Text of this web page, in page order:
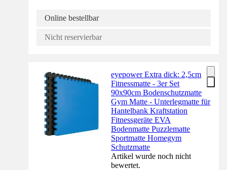
Online bestellbar
Nicht reservierbar
eyepower Extra dick: 2,5cm
Fitnessmatte - 3er Set
90x90cm Bodenschutzmatte
Gym Matte - Unterlegmatte für
Hantelbank Kraftstation
Fitnessgeräte EVA
Bodenmatte Puzzlematte
Sportmatte Homegym
Schutzmatte
Artikel wurde noch nicht
bewertet.